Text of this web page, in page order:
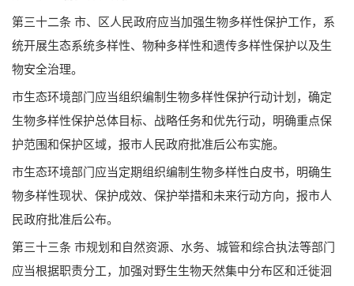
第三十二条 市、区人民政府应当加强生物多样性保护工作，系
统开展生态系统多样性、物种多样性和遗传多样性保护以及生
物安全治理。
市生态环境部门应当组织编制生物多样性保护行动计划，确定
生物多样性保护总体目标、战略任务和优先行动，明确重点保
护范围和保护区域，报市人民政府批准后公布实施。
市生态环境部门应当定期组织编制生物多样性白皮书，明确生
物多样性现状、保护成效、保护举措和未来行动方向，报市人
民政府批准后公布。
第三十三条 市规划和自然资源、水务、城管和综合执法等部门
应当根据职责分工，加强对野生生物天然集中分布区和迁徙洄